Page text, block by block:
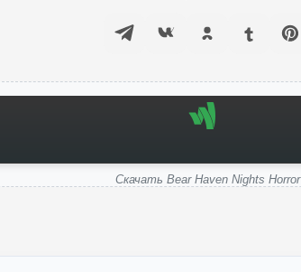
Скачать Bear Haven Nights Horror